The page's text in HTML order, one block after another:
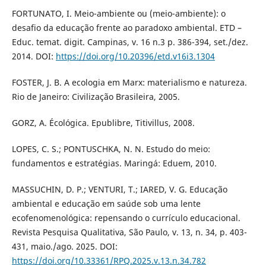
FORTUNATO, I. Meio-ambiente ou (meio-ambiente): o
desafio da educação frente ao paradoxo ambiental. ETD –
Educ. temat. digit. Campinas, v. 16 n.3 p. 386-394, set./dez.
2014. DOI: https://doi.org/10.20396/etd.v16i3.1304
FOSTER, J. B. A ecologia em Marx: materialismo e natureza.
Rio de Janeiro: Civilização Brasileira, 2005.
GORZ, A. Écológica. Epublibre, Titivillus, 2008.
LOPES, C. S.; PONTUSCHKA, N. N. Estudo do meio:
fundamentos e estratégias. Maringá: Eduem, 2010.
MASSUCHIN, D. P.; VENTURI, T.; IARED, V. G. Educação
ambiental e educação em saúde sob uma lente
ecofenomenológica: repensando o currículo educacional.
Revista Pesquisa Qualitativa, São Paulo, v. 13, n. 34, p. 403-
431, maio./ago. 2025. DOI:
https://doi.org/10.33361/RPQ.2025.v.13.n.34.782